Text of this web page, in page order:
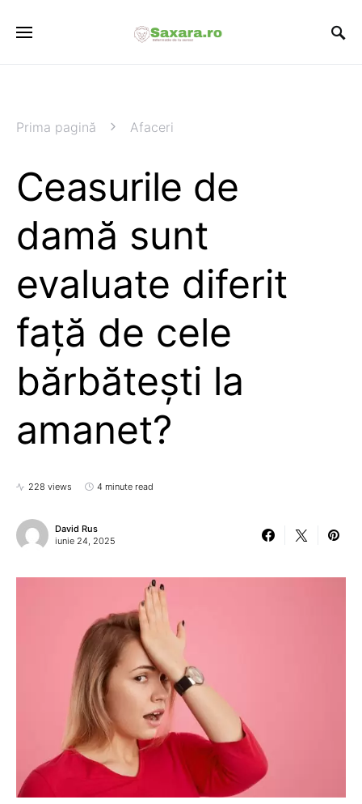
Prima pagină Afaceri
Ceasurile de
damă sunt
evaluate diferit
față de cele
bărbătești la
amanet?
228 views 4 minute read
David Rus
iunie 24, 2025